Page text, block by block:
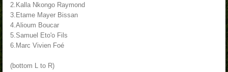
2.Kalla Nkongo Raymond
3.Etame Mayer Bissan
4.Alioum Boucar
5.Samuel Eto'o Fils
6.Marc Vivien Foé
(bottom L to R)